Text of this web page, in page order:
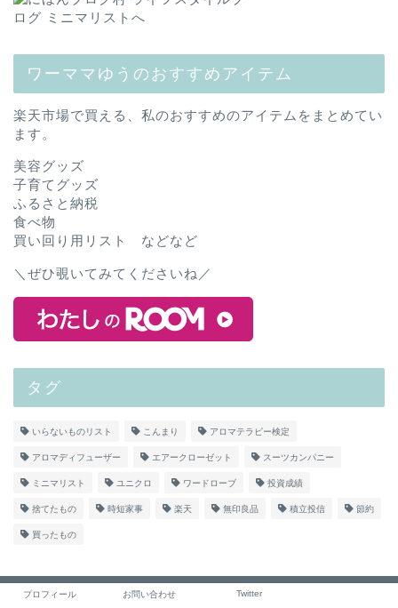
ワーママゆうのおすすめアイテム
楽天市場で買える、私のおすすめのアイテムをまとめてい
ます。
美容グッズ
子育てグッズ
ふるさと納税
食べ物
買い回り用リスト などなど
＼ぜひ覗いてみてくださいね／
タグ
いらないものリスト こんまり アロマテラピー検定
アロマディフューザー エアークローゼット スーツカンパニー
ミニマリスト ユニクロ ワードローブ 投資成績
捨てたもの 時短家事 楽天 無印良品 積立投信 節約
買ったもの
プライバシーポリシー 免責事項
プロフィール お問い合わせ Twitter